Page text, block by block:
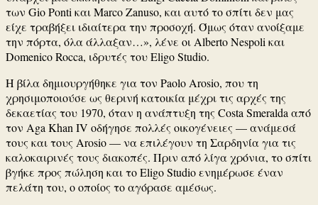
των Gio PontiκαιMarco Zanuso, και αυτό το σπίτι δεν μας
είχε τραβήξει ιδιαίτερα την προσοχή. Όμως όταν ανοίξαμε
την πόρτα, όλα άλλαξαν…», λένε οι Alberto Nespoli και
Domenico Rocca, ιδρυτές τουEligo Studio.
Η βίλα δημιουργήθηκε για τον Paolo Arosio, που τη
χρησιμοποιούσε ως θερινή κατοικία μέχρι τις αρχές της
δεκαετίας του 1970, όταν η ανάπτυξη της Costa Smeraldaαπό
τον Aga Khan IV οδήγησε πολλές οικογένειες — ανάμεσά
τους και τους Arosio — να επιλέγουν τη Σαρδηνία για τις
καλοκαιρινές τους διακοπές. Πριν από λίγα χρόνια, το σπίτι
βγήκε προς πώληση και τοEligo Studioενημέρωσε έναν
πελάτη του, ο οποίος το αγόρασε αμέσως.